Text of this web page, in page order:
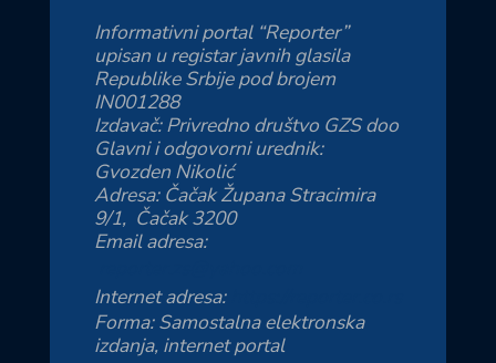
Informativni portal “Reporter”
upisan u registar javnih glasila
Republike Srbije pod brojem
IN001288
Izdavač: Privredno društvo GZS doo
Glavni i odgovorni urednik:
Gvozden Nikolić
Adresa: Čačak Župana Stracimira
9/1, Čačak 3200
Email adresa:
Internet adresa:
Forma: Samostalna elektronska
izdanja, internet portal